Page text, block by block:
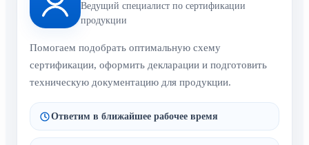
Ведущий специалист по сертификации
продукции
Помогаем подобрать оптимальную схему
сертификации, оформить декларации и подготовить
техническую документацию для продукции.
Ответим в ближайшее рабочее время